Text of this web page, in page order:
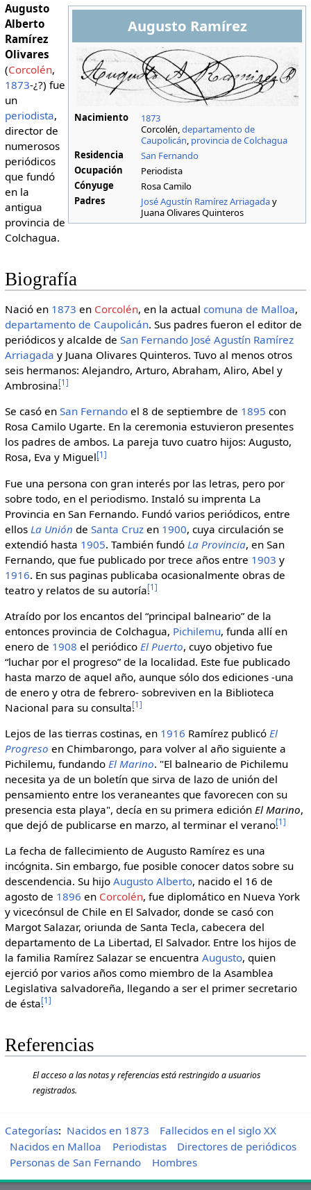
Augusto Ramírez
Nacimiento
1873
Corcolén,departamento de
Caupolicán, provincia de Colchagua
Residencia
San Fernando
Ocupación
Periodista
Cónyuge
Rosa Camilo
Padres
José Agustín Ramírez Arriagaday
Juana Olivares Quinteros
Augusto
Alberto
Ramírez
Olivares
(Corcolén,
1873-¿?) fue
un
periodista,
director de
numerosos
periódicos
que fundó
en la
antigua
provincia de
Colchagua.
Biografía
Nació en 1873 en Corcolén, en la actual comuna de Malloa,
departamento de Caupolicán. Sus padres fueron el editor de
periódicos y alcalde de San Fernando José Agustín Ramírez
Arriagada y Juana Olivares Quinteros. Tuvo al menos otros
seis hermanos: Alejandro, Arturo, Abraham, Aliro, Abel y
Ambrosina.[1 ]
Se casó en San Fernandoel 8 de septiembre de 1895 con
Rosa Camilo Ugarte. En la ceremonia estuvieron presentes
los padres de ambos. La pareja tuvo cuatro hijos: Augusto,
Rosa, Eva y Miguel.[1 ]
Fue una persona con gran interés por las letras, pero por
sobre todo, en el periodismo. Instaló su imprenta La
Provincia en San Fernando. Fundó varios periódicos, entre
ellos La Unión de Santa Cruzen 1900, cuya circulación se
extendió hasta 1905. También fundó La Provincia, en San
Fernando, que fue publicado por trece años entre 1903 y
1916. En sus paginas publicaba ocasionalmente obras de
teatro y relatos de su autoría.[1 ]
Atraído por los encantos del “principal balneario” de la
entonces provincia de Colchagua, Pichilemu, funda allí en
enero de 1908 el periódico El Puerto, cuyo objetivo fue
“luchar por el progreso” de la localidad. Este fue publicado
hasta marzo de aquel año, aunque sólo dos ediciones -una
de enero y otra de febrero- sobreviven en la Biblioteca
Nacional para su consulta.[1 ]
Lejos de las tierras costinas, en 1916 Ramírez publicó El
Progreso en Chimbarongo, para volver al año siguiente a
Pichilemu, fundando El Marino. "El balneario de Pichilemu
necesita ya de un boletín que sirva de lazo de unión del
pensamiento entre los veraneantes que favorecen con su
presencia esta playa", decía en su primera edición El Marino,
que dejó de publicarse en marzo, al terminar el verano.[1 ]
La fecha de fallecimiento de Augusto Ramírez es una
incógnita. Sin embargo, fue posible conocer datos sobre su
descendencia. Su hijo Augusto Alberto, nacido el 16 de
agosto de 1896 en Corcolén, fue diplomático en Nueva York
y vicecónsul de Chile en El Salvador, donde se casó con
Margot Salazar, oriunda de Santa Tecla, cabecera del
departamento de La Libertad, El Salvador. Entre los hijos de
la familia Ramírez Salazar se encuentra Augusto, quien
ejerció por varios años como miembro de la Asamblea
Legislativa salvadoreña, llegando a ser el primer secretario
de ésta.[1 ]
Referencias
El acceso a las notas y referencias está restringido a usuarios
registrados.
Categorías: Nacidos en 1873
Fallecidos en el siglo XX
Nacidos en Malloa
Periodistas
Directores de periódicos
Personas de San Fernando
Hombres